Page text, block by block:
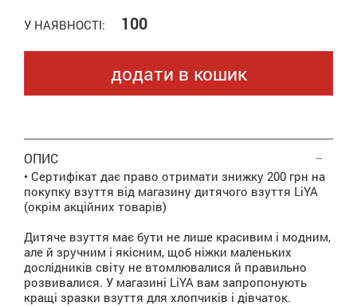
У НАЯВНОСТІ: 100
додати в кошик
ОПИС
• Сертифікат дає право отримати знижку 200 грн на
покупку взуття від магазину дитячого взуття LiYA
(окрім акційних товарів)
Дитяче взуття має бути не лише красивим і модним,
але й зручним і якісним, щоб ніжки маленьких
дослідників світу не втомлювалися й правильно
розвивалися. У магазині LiYA вам запропонують
кращі зразки взуття для хлопчиків і дівчаток.